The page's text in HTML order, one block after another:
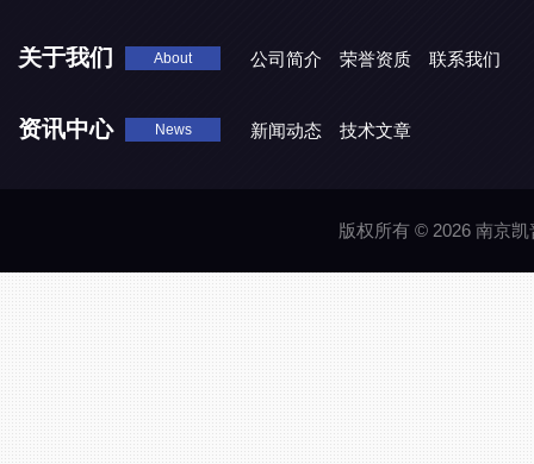
关于我们 About 公司简介 荣誉资质 联系我们
资讯中心 News 新闻动态 技术文章
版权所有 © 2026 南京